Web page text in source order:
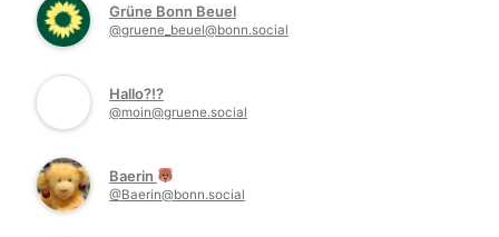
Grüne Bonn Beuel
@gruene_beuel@bonn.social
Hallo?!?
@moin@gruene.social
Baerin
@Baerin@bonn.social